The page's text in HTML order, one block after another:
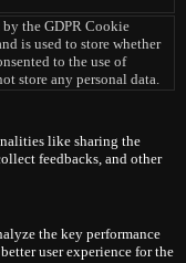
the GDPR Cookie
is used to store whether
to the use of
store any personal data.
like sharing the
feedbacks, and other
the key performance
user experience for the